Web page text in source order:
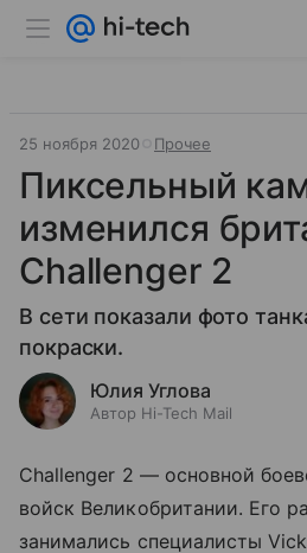
25 ноября 2020 Прочее
Пиксельный
изменился
Challenger 2
В сети показали фото
покраски.
Юлия Углова
Автор Hi-Tech Mail
Challenger 2 — основной
войск Великобритании. Его
занимались специалисты